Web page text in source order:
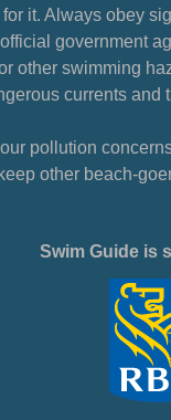
it. Always obey
government
other swimming
currents and
pollution
other beach-
Swim Guide is